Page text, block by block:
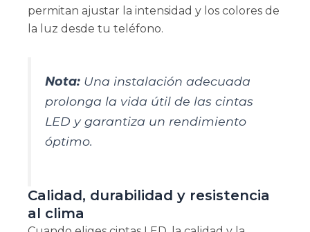
permitan ajustar la intensidad y los colores de
la luz desde tu teléfono.
Nota:Una instalación adecuada
prolonga la vida útil de las cintas
LED y garantiza un rendimiento
óptimo.
Calidad, durabilidad y resistencia
al clima